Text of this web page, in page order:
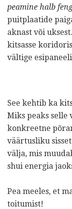
peamine halb
puitplaatide
aknast või
kitsasse
vältige
See kehtib ka
Miks peaks selle
konkreetne
väärtusliku
välja, mis
shui energia
Pea meeles, et
toitumist!